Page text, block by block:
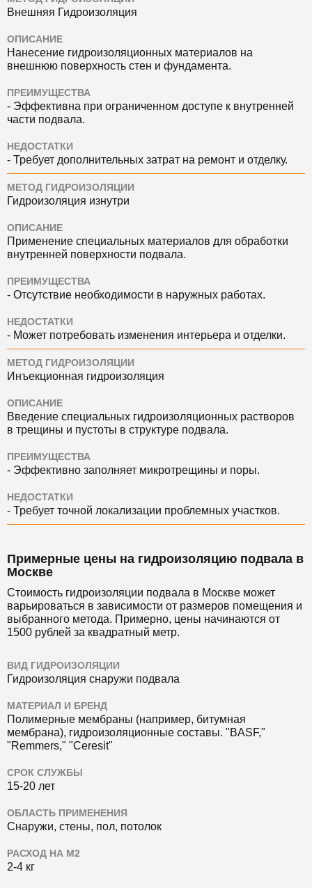
Внешняя Гидроизоляция
ОПИСАНИЕ
Нанесение гидроизоляционных материалов на
внешнюю поверхность стен и фундамента.
ПРЕИМУЩЕСТВА
- Эффективна при ограниченном доступе к внутренней
части подвала.
НЕДОСТАТКИ
- Требует дополнительных затрат на ремонт и отделку.
МЕТОД ГИДРОИЗОЛЯЦИИ
Гидроизоляция изнутри
ОПИСАНИЕ
Применение специальных материалов для обработки
внутренней поверхности подвала.
ПРЕИМУЩЕСТВА
- Отсутствие необходимости в наружных работах.
НЕДОСТАТКИ
- Может потребовать изменения интерьера и отделки.
МЕТОД ГИДРОИЗОЛЯЦИИ
Инъекционная гидроизоляция
ОПИСАНИЕ
Введение специальных гидроизоляционных растворов
в трещины и пустоты в структуре подвала.
ПРЕИМУЩЕСТВА
- Эффективно заполняет микротрещины и поры.
НЕДОСТАТКИ
- Требует точной локализации проблемных участков.
Примерные цены на гидроизоляцию подвала в
Москве
Стоимость гидроизоляции подвала в Москве может
варьироваться в зависимости от размеров помещения и
выбранного метода. Примерно, цены начинаются от
1500 рублей за квадратный метр.
ВИД ГИДРОИЗОЛЯЦИИ
Гидроизоляция снаружи подвала
МАТЕРИАЛ И БРЕНД
Полимерные мембраны (например, битумная
мембрана), гидроизоляционные составы. "BASF,"
"Remmers," "Ceresit"
СРОК СЛУЖБЫ
15-20 лет
ОБЛАСТЬ ПРИМЕНЕНИЯ
Снаружи, стены, пол, потолок
РАСХОД НА М2
2-4 кг